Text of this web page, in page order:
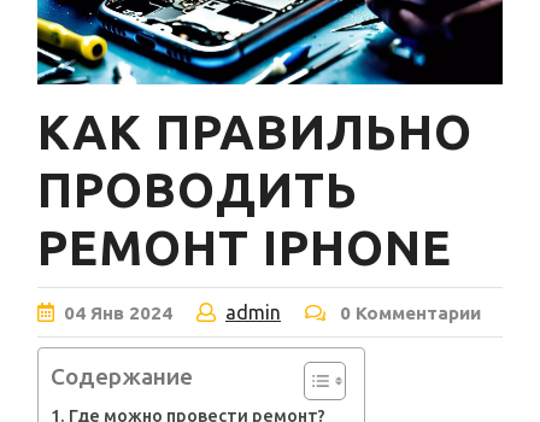
КАК ПРАВИЛЬНО
ПРОВОДИТЬ
РЕМОНТ IPHONE
04 Янв 2024 admin 0 Комментарии
Содержание
Где можно провести ремонт?